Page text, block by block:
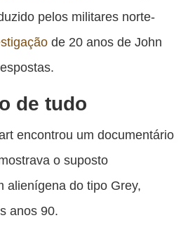
publicação
Twitter
publicaçãopublicaçãopublicação
pelos militares norte-
de 20 anos de John
de tudo
encontrou um documentário
o suposto
alienígena do tipo Grey,
anos 90.